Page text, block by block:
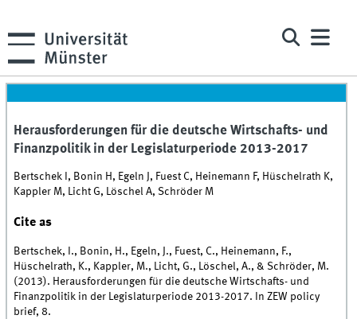
Herausforderungen für die deutsche Wirtschafts- und
Finanzpolitik in der Legislaturperiode 2013-2017
Bertschek I, Bonin H, Egeln J, Fuest C, Heinemann F, Hüschelrath K,
Kappler M, Licht G, Löschel A, Schröder M
Cite as
Bertschek, I., Bonin, H., Egeln, J., Fuest, C., Heinemann, F.,
Hüschelrath, K., Kappler, M., Licht, G., Löschel, A., & Schröder, M.
(2013). Herausforderungen für die deutsche Wirtschafts- und
Finanzpolitik in der Legislaturperiode 2013-2017. In ZEW policy
brief, 8.